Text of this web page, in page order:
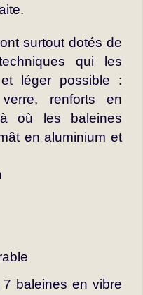
surtout dotés de
qui les
léger possible :
renforts en
où les baleines
en aluminium et
baleines en vibre